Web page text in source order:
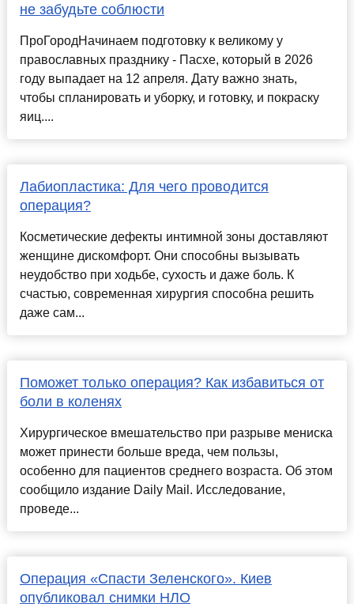
не забудьте соблюсти
ПроГородНачинаем подготовку к великому у
православных празднику - Пасхе, который в 2026
году выпадает на 12 апреля. Дату важно знать,
чтобы спланировать и уборку, и готовку, и покраску
яиц....
Лабиопластика: Для чего проводится
операция?
Косметические дефекты интимной зоны доставляют
женщине дискомфорт. Они способны вызывать
неудобство при ходьбе, сухость и даже боль. К
счастью, современная хирургия способна решить
даже сам...
Поможет только операция? Как избавиться от
боли в коленях
Хирургическое вмешательство при разрыве мениска
может принести больше вреда, чем пользы,
особенно для пациентов среднего возраста. Об этом
сообщило издание Daily Mail. Исследование,
проведе...
Операция «Спасти Зеленского». Киев
опубликовал снимки НЛО